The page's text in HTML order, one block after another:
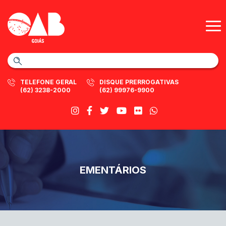
TELEFONE GERAL
(62) 3238-2000
DISQUE PRERROGATIVAS
(62) 99976-9900
EMENTÁRIOS